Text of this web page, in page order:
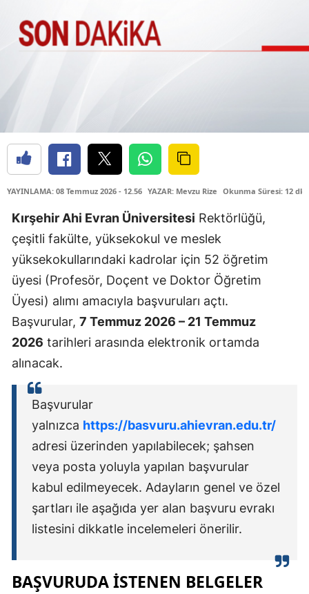
YAYINLAMA: 08 Temmuz 2026 - 12.56 YAZAR: Mevzu Rize Okunma Süresi: 12 dk
Kırşehir Ahi Evran Üniversitesi Rektörlüğü,
çeşitli fakülte, yüksekokul ve meslek
yüksekokullarındaki kadrolar için 52 öğretim
üyesi (Profesör, Doçent ve Doktor Öğretim
Üyesi) alımı amacıyla başvuruları açtı.
Başvurular, 7 Temmuz 2026 – 21 Temmuz
2026 tarihleri arasında elektronik ortamda
alınacak.
Başvurular
yalnızca https://basvuru.ahievran.edu.tr/
adresi üzerinden yapılabilecek; şahsen
veya posta yoluyla yapılan başvurular
kabul edilmeyecek. Adayların genel ve özel
şartları ile aşağıda yer alan başvuru evrakı
listesini dikkatle incelemeleri önerilir.
BAŞVURUDA İSTENEN BELGELER